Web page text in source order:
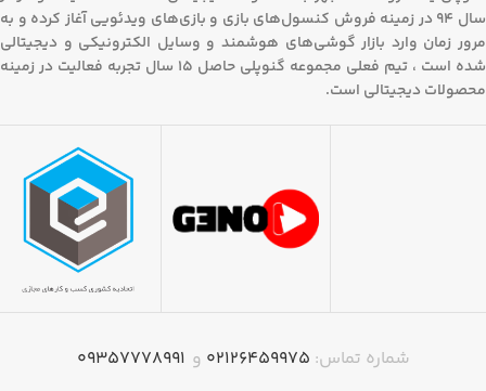
سال 94 در زمینه فروش کنسول‌های بازی و بازی‌های ویدئویی آغاز کرده و به
مرور زمان وارد بازار گوشی‌های هوشمند و وسایل الکترونیکی و دیجیتالی
شده است ، تیم فعلی مجموعه گنوپلی حاصل 15 سال تجربه فعالیت در زمینه
محصولات دیجیتالی است.
شماره تماس: ۰۲۱۲۶۴۵۹۹۷۵ و 09357778991